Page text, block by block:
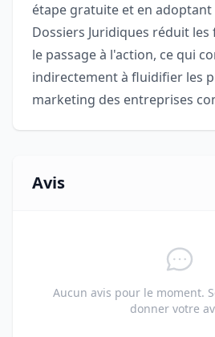
étape gratuite et en adoptant
Dossiers Juridiques réduit
le passage à l'action, ce qui
indirectement à fluidifier les
marketing des entreprises
Avis
Aucun avis pour le moment.
donner votre